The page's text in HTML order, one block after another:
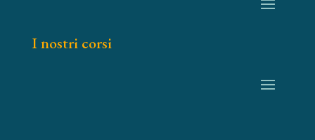
I nostri corsi